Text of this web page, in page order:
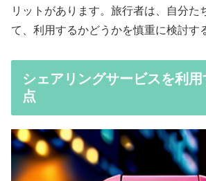
リットがあります。旅行者は、自分た
て、利用するかどうかを慎重に検討す
シェアリングサービスを利
点